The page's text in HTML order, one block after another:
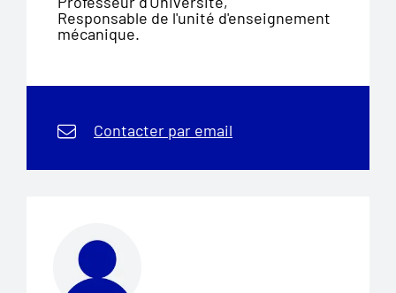
Responsable de l'unité d'enseignement
mécanique.
Contacter par email